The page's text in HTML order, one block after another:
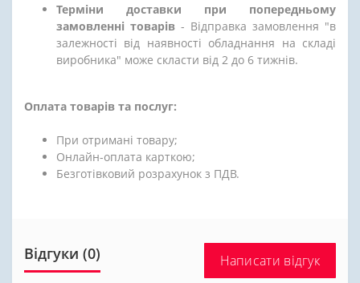
Терміни доставки при попередньому
замовленні товарів - Відправка замовлення "в
залежності від наявності обладнання на складі
виробника" може скласти від 2 до 6 тижнів.
Оплата товарів та послуг:
При отримані товару;
Онлайн-оплата карткою;
Безготівковий розрахунок з ПДВ.
Відгуки (0) Написати відгук